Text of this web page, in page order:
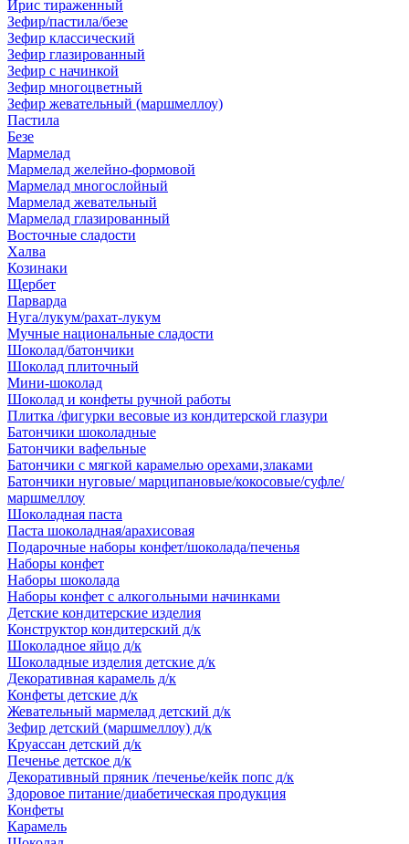
Ирис тираженный
Зефир/пастила/безе
Зефир классический
Зефир глазированный
Зефир с начинкой
Зефир многоцветный
Зефир жевательный (маршмеллоу)
Пастила
Безе
Мармелад
Мармелад желейно-формовой
Мармелад многослойный
Мармелад жевательный
Мармелад глазированный
Восточные сладости
Халва
Козинаки
Щербет
Парварда
Нуга/лукум/рахат-лукум
Мучные национальные сладости
Шоколад/батончики
Шоколад плиточный
Мини-шоколад
Шоколад и конфеты ручной работы
Плитка /фигурки весовые из кондитерской глазури
Батончики шоколадные
Батончики вафельные
Батончики с мягкой карамелью орехами,злаками
Батончики нуговые/ марципановые/кокосовые/суфле/
маршмеллоу
Шоколадная паста
Паста шоколадная/арахисовая
Подарочные наборы конфет/шоколада/печенья
Наборы конфет
Наборы шоколада
Наборы конфет с алкогольными начинками
Детские кондитерские изделия
Конструктор кондитерский д/к
Шоколадное яйцо д/к
Шоколадные изделия детские д/к
Декоративная карамель д/к
Конфеты детские д/к
Жевательный мармелад детский д/к
Зефир детский (маршмеллоу) д/к
Круассан детский д/к
Печенье детское д/к
Декоративный пряник /печенье/кейк попс д/к
Здоровое питание/диабетическая продукция
Конфеты
Карамель